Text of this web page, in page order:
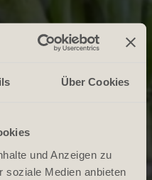
Über Cookies
und Anzeigen zu
soziale Medien anbieten